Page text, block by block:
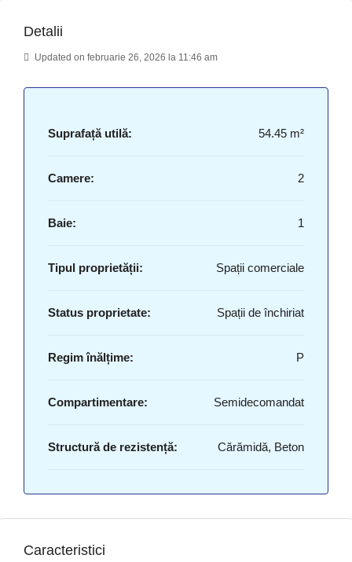
Detalii
Updated on februarie 26, 2026 la 11:46 am
Suprafață utilă: 54.45 m²
Camere: 2
Baie: 1
Tipul proprietății: Spații comerciale
Status proprietate: Spații de închiriat
Regim înălțime: P
Compartimentare: Semidecomandat
Structură de rezistență: Cărămidă, Beton
Caracteristici